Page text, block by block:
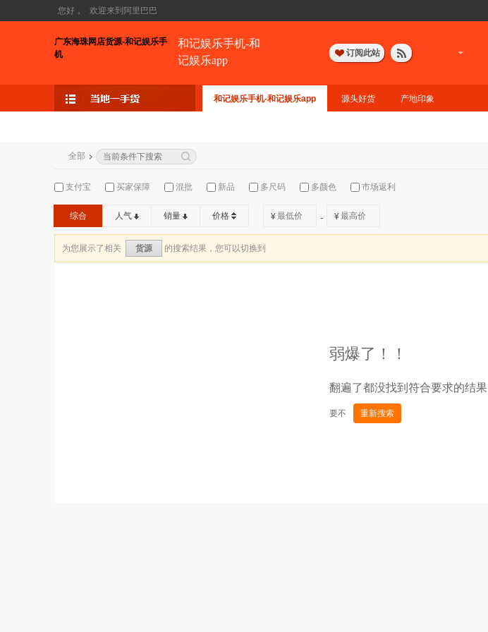
您好， 欢迎来到阿里巴巴
广东海珠网店货源-和记娱乐手
机
和记娱乐手机-和
记娱乐app
订阅此站
和记娱乐手机-和记娱乐app 源头好货 产地印象
全部
支付宝 买家保障 混批 新品 多尺码 多颜色 市场返利
综合 人气 销量 价格 ¥ - ¥
为您展示了相关 货源 的搜索结果，您可以切换到
弱爆了！！
翻遍了都没找到符合要求的结果
要不 重新搜索